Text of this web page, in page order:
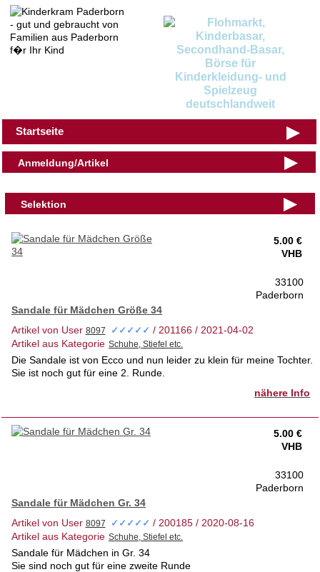
Startseite ▶
Anmeldung/Artikel ▶
Selektion ▶
5.00 €
VHB
33100
Paderborn
Sandale für Mädchen Größe 34
Artikel von User
✓✓✓✓✓ / 201166 / 2021-04-02
Artikel aus Kategorie
Die Sandale ist von Ecco und nun leider zu klein für meine Tochter.
Sie ist noch gut für eine 2. Runde.
nähere Info
5.00 €
VHB
33100
Paderborn
Sandale für Mädchen Gr. 34
Artikel von User
✓✓✓✓✓ / 200185 / 2020-08-16
Artikel aus Kategorie
Sandale für Mädchen in Gr. 34
Sie sind noch gut für eine zweite Runde